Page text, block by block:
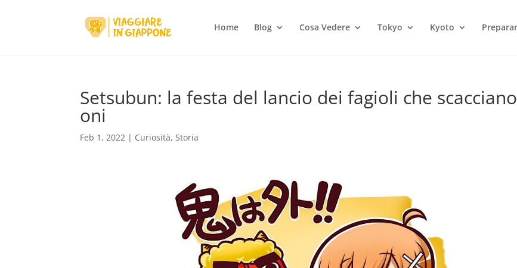
Home Blog Cosa Vedere Tokyo Kyoto
Setsubun: la festa del lancio dei fagioli che
oni
Feb 1, 2022 | Curiosità,Storia